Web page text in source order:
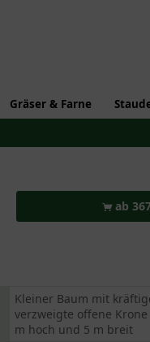
Gräser & Farne
ab
Kleiner Baum mit
verzweigte offene
m hoch und 5 m breit